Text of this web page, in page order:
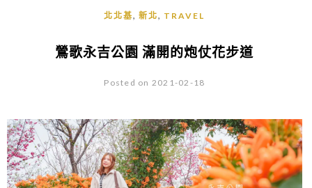
北北基,新北, TRAVEL
鶯歌永吉公園 滿開的炮仗花步道
Posted on 2021-02-18